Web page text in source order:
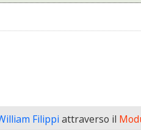
Filippi attraverso il